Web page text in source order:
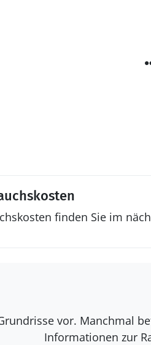
finden Sie im
vor. Manchmal
Informationen zur